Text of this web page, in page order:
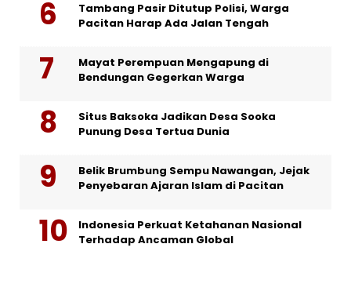
Tambang Pasir Ditutup Polisi, Warga
Pacitan Harap Ada Jalan Tengah
Mayat Perempuan Mengapung di
Bendungan Gegerkan Warga
Situs Baksoka Jadikan Desa Sooka
Punung Desa Tertua Dunia
Belik Brumbung Sempu Nawangan, Jejak
Penyebaran Ajaran Islam di Pacitan
Indonesia Perkuat Ketahanan Nasional
Terhadap Ancaman Global